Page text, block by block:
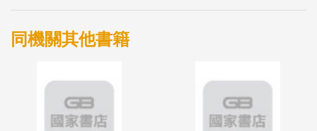
析、颱洪事件淹水災害調查工作、教育訓練及報告簡
報編撰印製。
納入自動化傳真與簡訊系統建置。其中洪痕水尺設置
部分，本計畫依據歷史積淹水地區資料，擇定20處設
置洪痕水尺，於今年度颱洪事件過後，有超過75%之
同機關其他書籍